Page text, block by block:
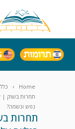
Home
תחרות בשוק |
נפש ונשמה?
תחרות